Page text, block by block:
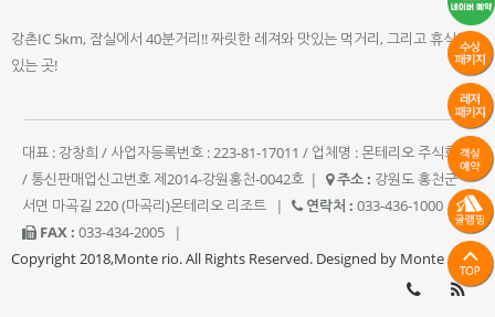
강촌IC 5km, 잠실에서 40분거리!! 짜릿한 레져와 맛있는 먹거리, 그리고 휴식이
있는 곳!
대표 : 강창희 / 사업자등록번호 : 223-81-17011 / 업체명 : 몬테리오 주식회사
/ 통신판매업신고번호 제2014-강원홍천-0042호 | 주소 : 강원도 홍천군
서면 마곡길 220 (마곡리)몬테리오 리조트
| 연락처 : 033-436-1000
|
FAX : 033-434-2005
|
Copyright 2018,Monte rio. All Rights Reserved. Designed by Monte rio.